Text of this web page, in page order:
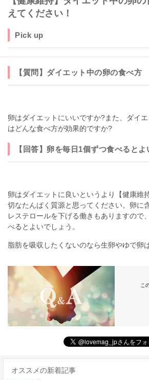
えてください！
Pick up
【質問】ダイエット中の卵の食べ方
卵はダイエットにいいですか?また、ダイ
はどんな食べ方が効果的ですか?
【回答】卵を毎日1個ずつ食べるとよ
卵はダイエットに良いというより【健康維
切なたんぱく質源と思ってください。卵に
レステロールを下げる働きもありますので
べるとよいでしょう。
脂肪を吸収したくないのなら生卵やゆで卵
こ
オススメの新着記事